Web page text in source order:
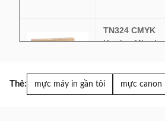
TN324 CMYK
Konica Minolta
Bizhub C308
gốc
Thẻ: mực máy in gần tôi mực canon